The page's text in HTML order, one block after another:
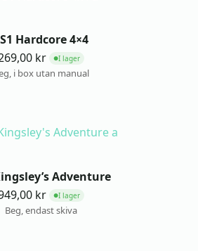
Hardcore 4×4
kr ●I lager
i box utan manual
Adventure
kr ●I lager
Beg, endast skiva